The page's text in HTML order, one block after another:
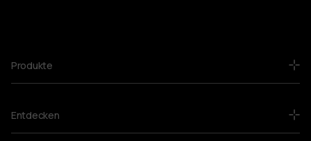
Produkte
Entdecken